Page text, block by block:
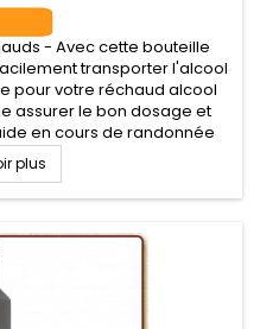
- Avec cette bouteille
transporter l'alcool
pour votre réchaud alcool
assurer le bon dosage et
en cours de randonnée
plus